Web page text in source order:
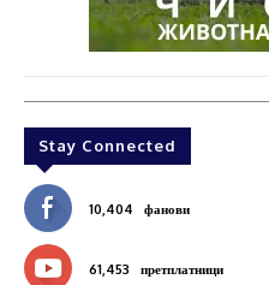
Stay Connected
10,404 фанови
61,453 претплатници